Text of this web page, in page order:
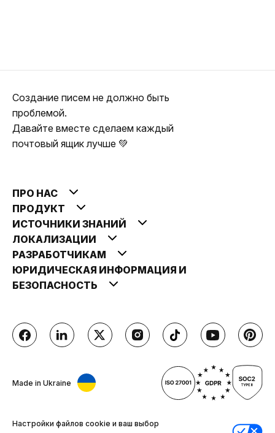
Создание писем не должно быть
проблемой.
Давайте вместе сделаем каждый
почтовый ящик лучше 💚
ПРО НАС
ПРОДУКТ
ИСТОЧНИКИ ЗНАНИЙ
ЛОКАЛИЗАЦИИ
РАЗРАБОТЧИКАМ
ЮРИДИЧЕСКАЯ ИНФОРМАЦИЯ И
БЕЗОПАСНОСТЬ
Made in Ukraine
Настройки файлов cookie и ваш выбор